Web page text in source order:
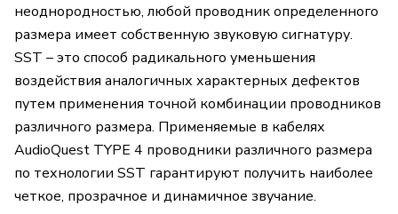
неоднородностью, любой проводник определенного
размера имеет собственную звуковую сигнатуру.
SST – это способ радикального уменьшения
воздействия аналогичных характерных дефектов
путем применения точной комбинации проводников
различного размера. Применяемые в кабелях
AudioQuest TYPE 4 проводники различного размера
по технологии SST гарантируют получить наиболее
четкое, прозрачное и динамичное звучание.